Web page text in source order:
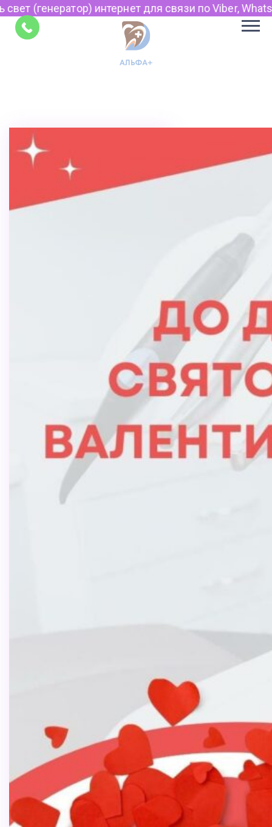
интернет для связи по Viber, WhatsApp и Telegram.